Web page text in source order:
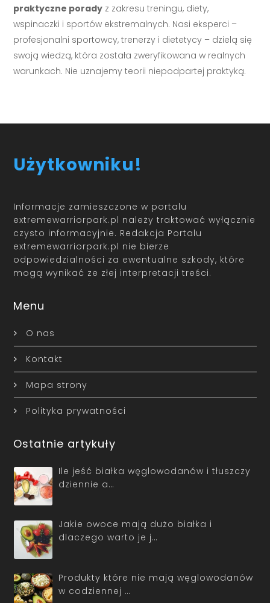
praktyczne porady z zakresu treningu, diety,
wspinaczki i sportów ekstremalnych. Nasi eksperci –
profesjonalni sportowcy, trenerzy i dietetycy – dzielą się
swoją wiedzą, która została zweryfikowana w realnych
warunkach. Nie uznajemy teorii niepodpartej praktyką.
Użytkowniku!
Informacje zamieszczone w portalu
extremewarriorpark.pl należy traktować wyłącznie
czysto informacyjnie. Redakcja Portalu
extremewarriorpark.pl nie bierze
odpowiedzialności za ewentualne szkody, które
mogą wynikać ze złej interpretacji treści.
Menu
O nas
Kontakt
Mapa strony
Polityka prywatności
Ostatnie artykuły
Ile jeść białka węglowodanów i tłuszczy
dziennie a…
Jakie owoce mają dużo białka i
dlaczego warto je j…
Produkty które nie mają węglowodanów
w codziennej …